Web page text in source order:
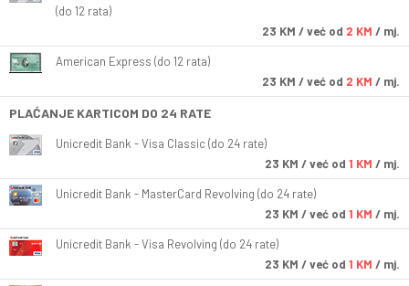
(do 12 rata)
23 KM / već od 2 KM / mj.
American Express (do 12 rata)
23 KM / već od 2 KM / mj.
PLAĆANJE KARTICOM DO 24 RATE
Unicredit Bank - Visa Classic (do 24 rate)
23 KM / već od 1 KM / mj.
Unicredit Bank - MasterCard Revolving (do 24 rate)
23 KM / već od 1 KM / mj.
Unicredit Bank - Visa Revolving (do 24 rate)
23 KM / već od 1 KM / mj.